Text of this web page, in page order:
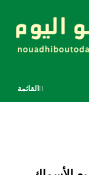
القائمة